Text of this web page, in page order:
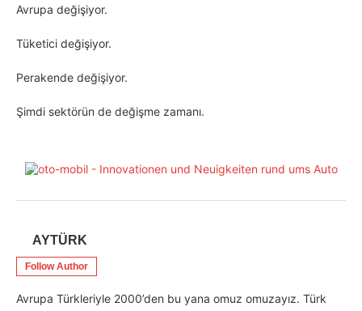
Avrupa değişiyor.
Tüketici değişiyor.
Perakende değişiyor.
Şimdi sektörün de değişme zamanı.
AYTÜRK
Follow Author
Avrupa Türkleriyle 2000’den bu yana omuz omuzayız. Türk